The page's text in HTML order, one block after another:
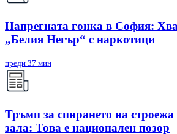
Напрегната гонка в София:
„Белия Негър“ с наркотици
преди 37 мин
Тръмп за спирането на
зала: Това е национален позор